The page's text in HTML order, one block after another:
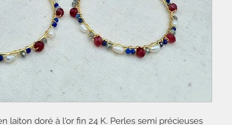
laiton doré à l'or fin 24 K. Perles semi précieuses